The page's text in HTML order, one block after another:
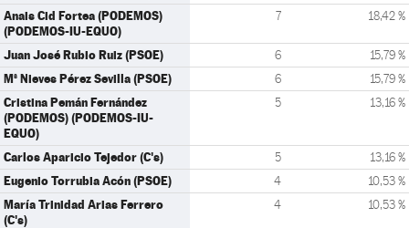
Anais Cid Fortea (PODEMOS)
(PODEMOS-IU-EQUO)
7 18,42 %
Juan José Rubio Ruiz (PSOE) 6 15,79 %
Mª Nieves Pérez Sevilla (PSOE) 6 15,79 %
Cristina Pemán Fernández
(PODEMOS) (PODEMOS-IU-
EQUO)
5 13,16 %
Carlos Aparicio Tejedor (C's) 5 13,16 %
Eugenio Torrubia Acón (PSOE) 4 10,53 %
María Trinidad Arias Ferrero
(C's)
4 10,53 %